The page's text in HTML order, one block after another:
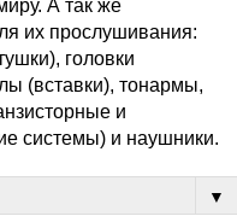
А так же
их прослушивания:
головки
(вставки), тонармы,
и
системы) и наушники.
▼